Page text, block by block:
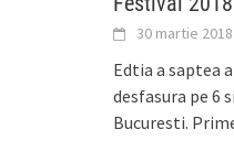
30 martie 2018
Edtia a saptea
desfasura pe 6
Bucuresti.